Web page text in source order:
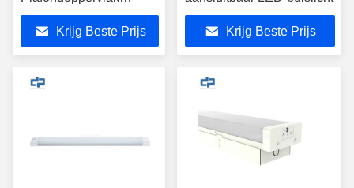
Lineair Suspended
LightingKrijg Beste Prijs Krijg Beste Prijs